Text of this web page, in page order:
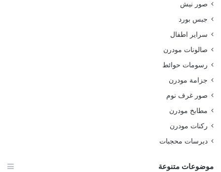
صور نيش
جبس بورد
سراير اطفال
صالونات مودرن
رسومات حوائط
جزامة مودرن
صور غرف نوم
مطابخ مودرن
ركنات مودرن
ديرسات محجبات
موضوعات متنوعة